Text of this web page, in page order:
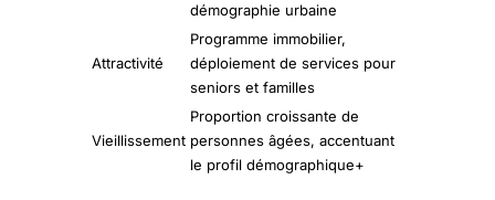
démographie urbaine
Attractivité
Programme immobilier,
déploiement de services pour
seniors et familles
Vieillissement
Proportion croissante de
personnes âgées, accentuant
le profil démographique+